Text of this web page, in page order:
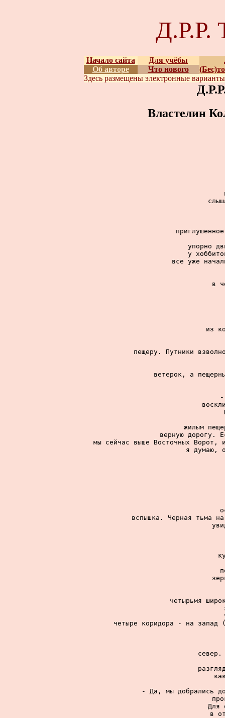
Начало сайта Для учёбы
Об авторе
Что нового
Здесь размещены электронные
Властелин
упорно
у
все уже
в
из
пещеру. Путники
ветерок, а
-
жилым
верную дорогу.
мы сейчас выше Восточных Ворот,
я думаю,
вспышка. Черная тьма
четырьмя
четыре коридора - на запад
север.
- Да, мы добрались
Для
в